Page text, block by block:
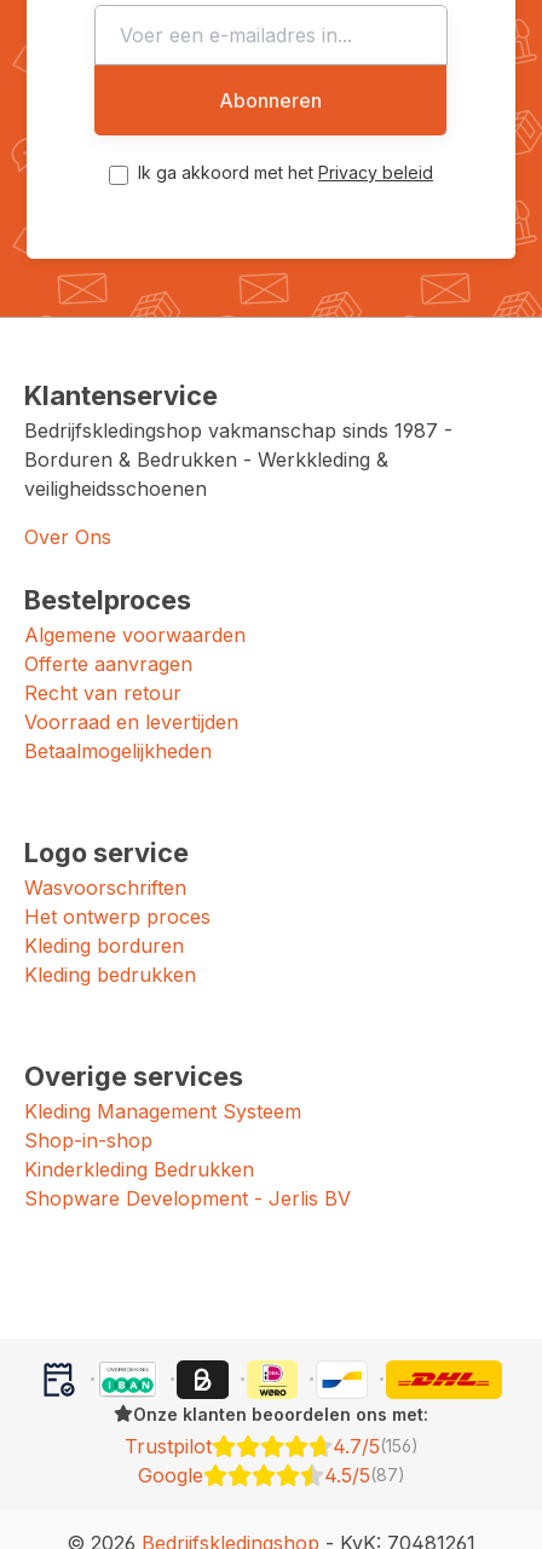
Abonneren
Ik ga akkoord met het Privacy beleid
Klantenservice
Bedrijfskledingshop vakmanschap sinds 1987 -
Borduren & Bedrukken - Werkkleding &
veiligheidsschoenen
Over Ons
Bestelproces
Algemene voorwaarden
Offerte aanvragen
Recht van retour
Voorraad en levertijden
Betaalmogelijkheden
Logo service
Wasvoorschriften
Het ontwerp proces
Kleding borduren
Kleding bedrukken
Overige services
Kleding Management Systeem
Shop-in-shop
Kinderkleding Bedrukken
Shopware Development - Jerlis BV
Onze klanten beoordelen ons met:
Trustpilot 4.7/5(156)
Google 4.5/5(87)
© 2026 Bedrijfskledingshop - KvK: 70481261